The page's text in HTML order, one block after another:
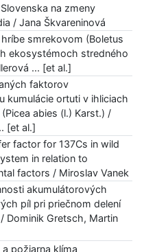
na zmeny
/ Jana Škvareninová
smrekovom (Boletus
ekosystémoch stredného
... [et al.]
faktorov
kumulácie ortuti v ihliciach
abies (l.) Karst.) /
[et al.]
factor for 137Cs in wild
in relation to
factors / Miroslav Vanek
akumulátorových
píl pri priečnom delení
Dominik Gretsch, Martin
požiarna klíma